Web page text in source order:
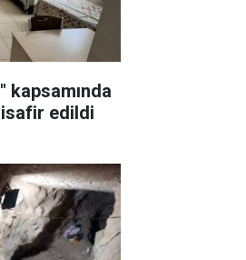
kapsamında
edildi